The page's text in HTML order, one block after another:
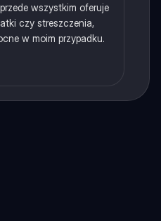
wszystkim oferuje
czy streszczenia,
w moim przypadku.